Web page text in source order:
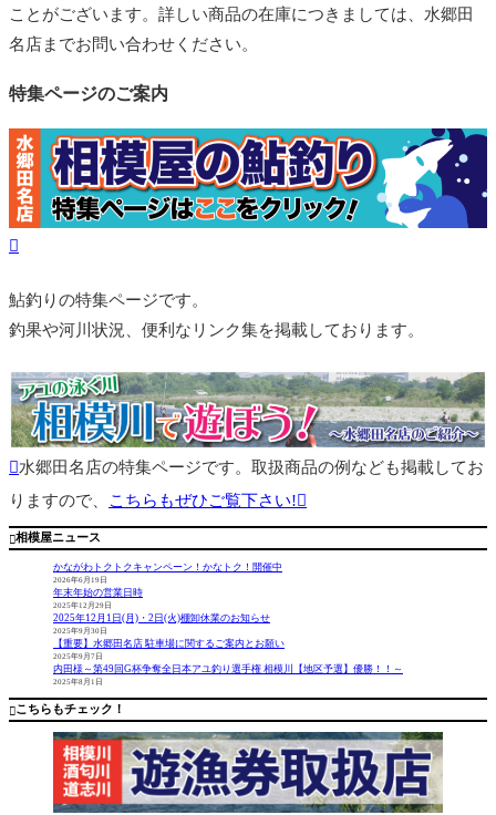
ことがございます。詳しい商品の在庫につきましては、水郷田
名店までお問い合わせください。
特集ページのご案内
鮎釣りの特集ページです。
釣果や河川状況、便利なリンク集を掲載しております。
水郷田名店の特集ページです。取扱商品の例なども掲載してお
りますので、
こちらもぜひご覧下さい!
相模屋ニュース
かながわトクトクキャンペーン！かなトク！開催中
2026年6月19日
年末年始の営業日時
2025年12月29日
2025年12月1日(月)・2日(火)棚卸休業のお知らせ
2025年9月30日
【重要】水郷田名店 駐車場に関するご案内とお願い
2025年9月7日
内田様～第49回G杯争奪全日本アユ釣り選手権 相模川【地区予選】優勝！！～
2025年8月1日
こちらもチェック！